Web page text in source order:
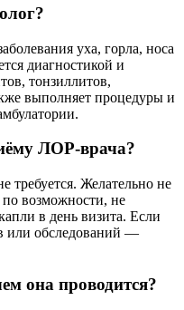
уха, горла, носа
диагностикой и
тонзиллитов,
выполняет процедуры и
ЛОР-врача?
требуется. Желательно не
по возможности, не
в день визита. Если
или обследований —
она проводится?